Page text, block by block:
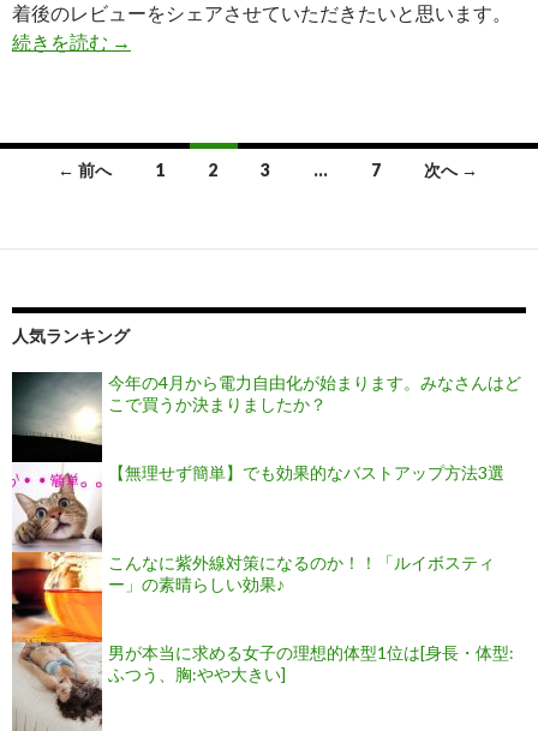
着後のレビューをシェアさせていただきたいと思います。
続きを読む 【体験レビュー②】お肌にいい事尽くし！ オリ
→
← 前へ 1 2 3 … 7 次へ →
人気ランキング
今年の4月から電力自由化が始まります。みなさんはど
こで買うか決まりましたか？
【無理せず簡単】でも効果的なバストアップ方法3選
こんなに紫外線対策になるのか！！「ルイボスティ
ー」の素晴らしい効果♪
男が本当に求める女子の理想的体型1位は[身長・体型:
ふつう、胸:やや大きい]